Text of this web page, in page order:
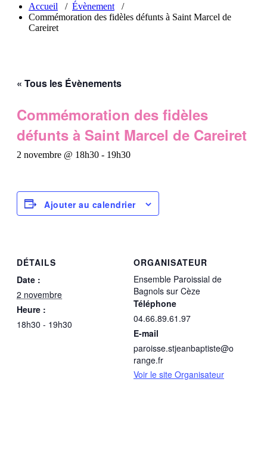
Accueil / Évènement /
Commémoration des fidèles défunts à Saint Marcel de
Careiret
« Tous les Évènements
Commémoration des fidèles
défunts à Saint Marcel de Careiret
2 novembre @ 18h30 - 19h30
Ajouter au calendrier
DÉTAILS
Date :
2 novembre
Heure :
18h30 - 19h30
ORGANISATEUR
Ensemble Paroissial de
Bagnols sur Cèze
Téléphone
04.66.89.61.97
E-mail
paroisse.stjeanbaptiste@o
range.fr
Voir le site Organisateur